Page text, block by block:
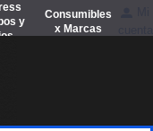
y
Consumibles
x Marcas